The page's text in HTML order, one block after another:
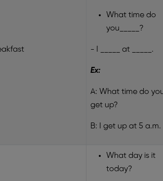
What time do
you_____?
- I _____ at _____.
Ex:
A: What time do
get up?
B: I get up at 5 a.m.
What day is it
today?